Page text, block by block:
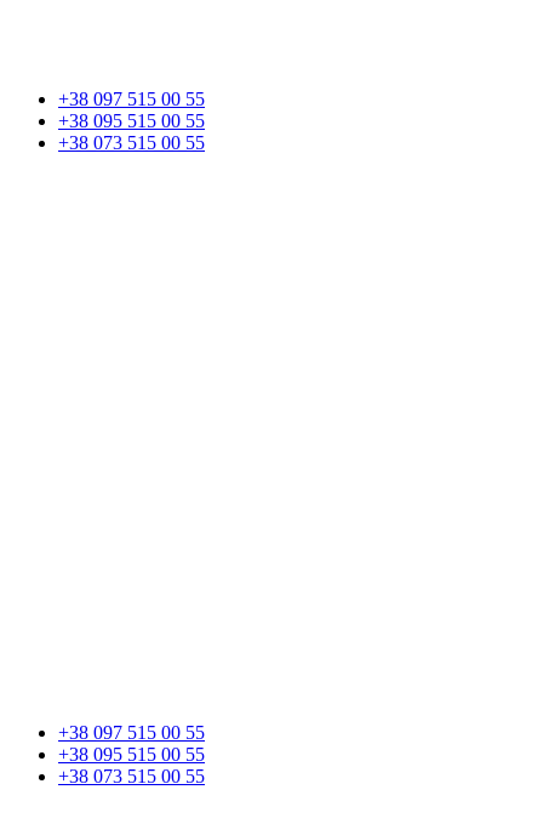
+38 097 515 00 55
+38 095 515 00 55
+38 073 515 00 55
+38 097 515 00 55
+38 095 515 00 55
+38 073 515 00 55